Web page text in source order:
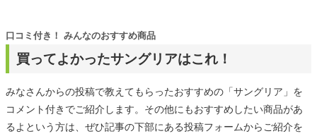
買ってよかったサングリアはこれ！
口コミ付き！ みんなのおすすめ商品
みなさんからの投稿で教えてもらったおすすめの「サングリア」を
コメント付きでご紹介します。その他にもおすすめしたい商品があ
るよという方は、ぜひ記事の下部にある投稿フォームからご紹介を